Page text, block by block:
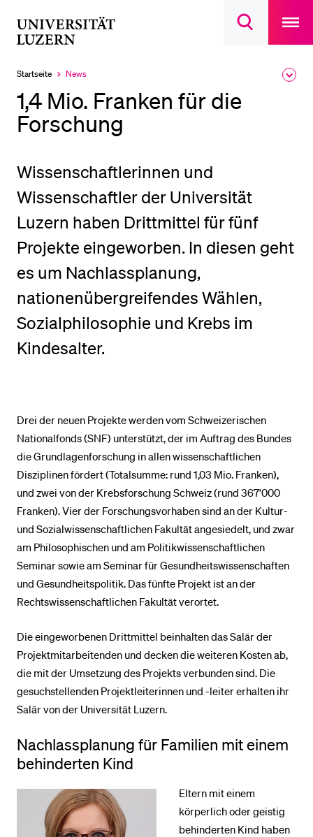
Suchdialog
main
Startseite
Aktuell
ausgewählt
News
1,4 Mio. Franken für die
Forschung
Wissenschaftlerinnen und
Wissenschaftler der Universität
Luzern haben Drittmittel für fünf
Projekte eingeworben. In diesen geht
es um Nachlassplanung,
nationenübergreifendes Wählen,
Sozialphilosophie und Krebs im
Kindesalter.
Drei der neuen Projekte werden vom Schweizerischen
Nationalfonds (SNF) unterstützt, der im Auftrag des Bundes
die Grundlagenforschung in allen wissenschaftlichen
Disziplinen fördert (Totalsumme: rund 1,03 Mio. Franken),
und zwei von der Krebsforschung Schweiz (rund 367'000
Franken). Vier der Forschungsvorhaben sind an der Kultur-
und Sozialwissenschaftlichen Fakultät angesiedelt, und zwar
am Philosophischen und am Politikwissenschaftlichen
Seminar sowie am Seminar für Gesundheitswissenschaften
und Gesundheitspolitik. Das fünfte Projekt ist an der
Rechtswissenschaftlichen Fakultät verortet.
Die eingeworbenen Drittmittel beinhalten das Salär der
Projektmitarbeitenden und decken die weiteren Kosten ab,
die mit der Umsetzung des Projekts verbunden sind. Die
gesuchstellenden Projektleiterinnen und -leiter erhalten ihr
Salär von der Universität Luzern.
Nachlassplanung für Familien mit einem
behinderten Kind
Eltern mit einem
körperlich oder geistig
behinderten Kind haben
LETZTE SUCHEN
DIE UNI FÜR…
Schulklassen und Lehrpersonen
Studierende
Forschende
Mitarbeitende
Alumni
BELIEBTE INHALTE
Sportangebot
Menuplan Mensa
Anmeldung und Zulassung